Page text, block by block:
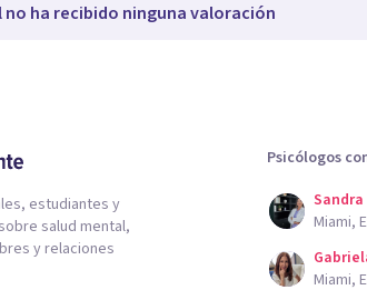
no ha recibido ninguna valoración
estudiantes y
salud mental,
y relaciones
Psicólogos
Miami,
Miami,